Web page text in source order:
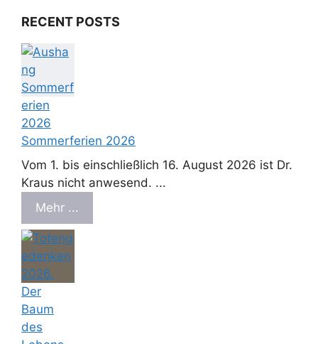
RECENT POSTS
Sommerferien 2026
Vom 1. bis einschließlich 16. August 2026 ist Dr.
Kraus nicht anwesend. ...
Mehr ...